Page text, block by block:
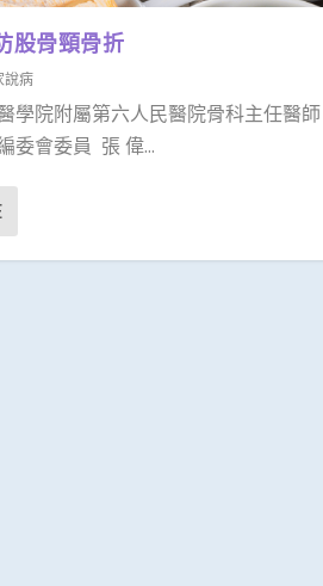
股骨頸骨折
說病
學院附屬第六人民醫院骨科主任醫師
委會委員 張 偉...